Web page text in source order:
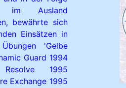
im Ausland
bewährte sich
Einsätzen in
'Gelbe
Guard 1994
1995
Exchange 1995